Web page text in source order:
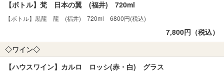
【ボトル】梵 日本の翼 (福井) 720ml
【ボトル】黒龍 龍 (福井) 720ml 6800円(税込)
7,800円（税込）
◇ワイン◇
【ハウスワイン】カルロ ロッシ(赤・白) グラス